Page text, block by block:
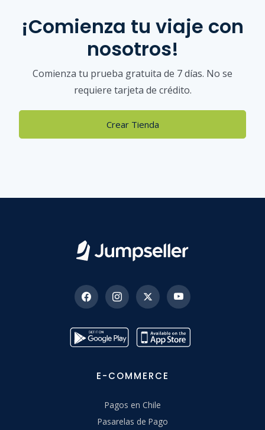
¡Comienza tu viaje con
nosotros!
Comienza tu prueba gratuita de 7 días. No se
requiere tarjeta de crédito.
Crear Tienda
E-COMMERCE
Pagos en Chile
Pasarelas de Pago